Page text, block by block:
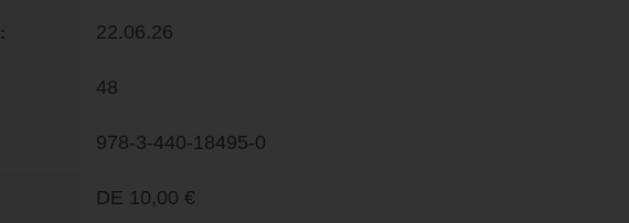
22.06.26
48
978-3-440-18495-0
DE 10,00 €